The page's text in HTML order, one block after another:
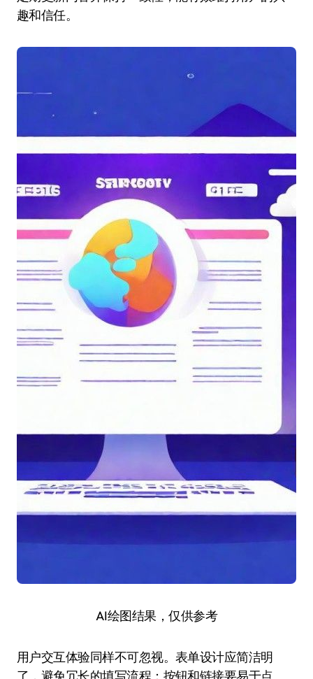
趣和信任。
AI绘图结果，仅供参考
用户交互体验同样不可忽视。表单设计应简洁明